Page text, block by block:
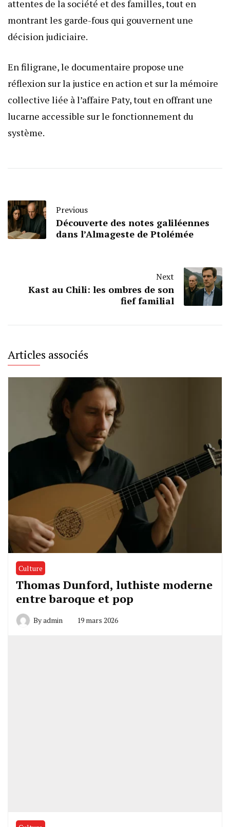
attentes de la société et des familles, tout en
montrant les garde-fous qui gouvernent une
décision judiciaire.
En filigrane, le documentaire propose une
réflexion sur la justice en action et sur la mémoire
collective liée à l’affaire Paty, tout en offrant une
lucarne accessible sur le fonctionnement du
système.
Previous
Découverte des notes galiléennes
dans l’Almageste de Ptolémée
Next
Kast au Chili: les ombres de son
fief familial
Articles associés
Culture
Thomas Dunford, luthiste moderne
entre baroque et pop
Byadmin 19 mars 2026